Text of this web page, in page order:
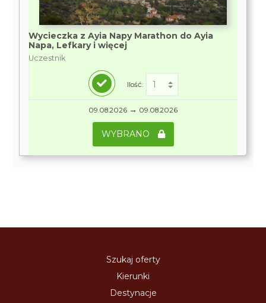
Wycieczka z Ayia Napy Marathon do Ayia
Napa, Lefkary i więcej
Uczestnik
Ilość:
09.08.2026 → 09.08.2026
WYBRANO
Szukaj oferty
Kierunki
Destynacje